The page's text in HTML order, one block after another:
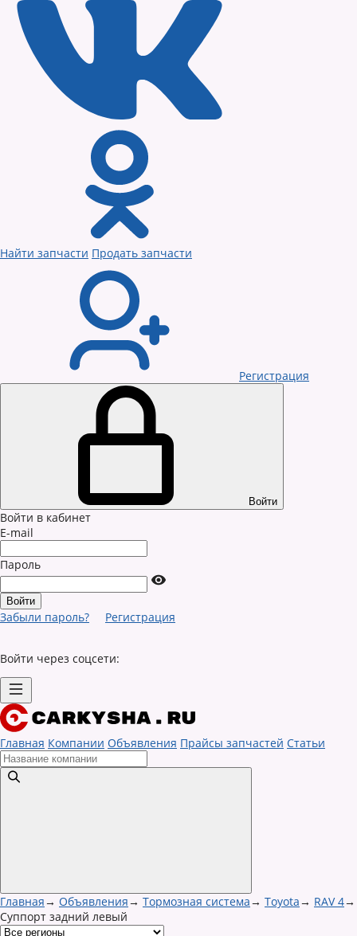
Найти запчасти Продать запчасти
Регистрация
Войти
Войти в кабинет
E-mail
Пароль
Забыли пароль? Регистрация
Войти через соцсети:
Главная Компании Объявления Прайсы запчастей Статьи
Главная→ Объявления→ Тормозная система→ Toyota→ RAV 4→
Суппорт задний левый